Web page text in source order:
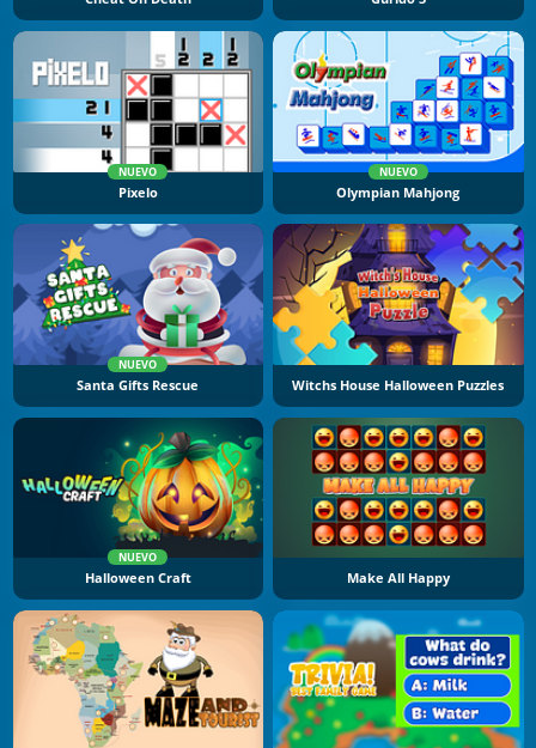
NUEVO
Pixelo
NUEVO
Olympian Mahjong
NUEVO
Santa Gifts Rescue Witchs House Halloween Puzzles
NUEVO
Halloween Craft Make All Happy